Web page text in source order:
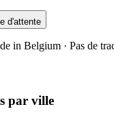
d'attente
in Belgium · Pas de
par ville